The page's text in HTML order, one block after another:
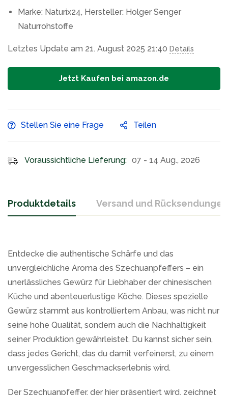
Marke: Naturix24, Hersteller: Holger Senger
Naturrohstoffe
Letztes Update am 21. August 2025 21:40 Details
Jetzt Kaufen bei amazon.de
Stellen Sie eine Frage Teilen
Voraussichtliche Lieferung: 07 - 14 Aug., 2026
Produktdetails Versand und Rücksendungen
Entdecke die authentische Schärfe und das
unvergleichliche Aroma des Szechuanpfeffers – ein
unerlässliches Gewürz für Liebhaber der chinesischen
Küche und abenteuerlustige Köche. Dieses spezielle
Gewürz stammt aus kontrolliertem Anbau, was nicht nur
seine hohe Qualität, sondern auch die Nachhaltigkeit
seiner Produktion gewährleistet. Du kannst sicher sein,
dass jedes Gericht, das du damit verfeinerst, zu einem
unvergesslichen Geschmackserlebnis wird.
Der Szechuanpfeffer, der hier präsentiert wird, zeichnet